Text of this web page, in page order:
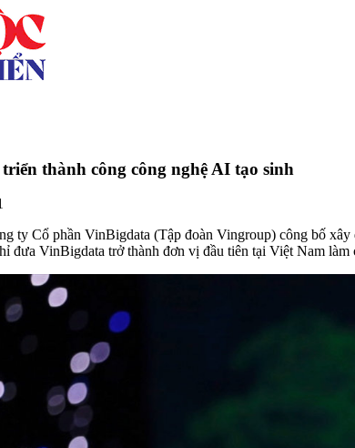
thành công công nghệ AI tạo sinh
ty Cổ phần VinBigdata (Tập đoàn Vingroup) công bố
đưa VinBigdata trở thành đơn vị đầu tiên tại Việt Nam